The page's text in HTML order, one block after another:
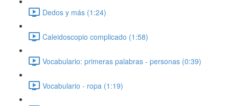
Dedos y más (1:24)
Caleidoscopio complicado (1:58)
Vocabulario: primeras palabras - personas (0:39)
Vocabulario - ropa (1:19)